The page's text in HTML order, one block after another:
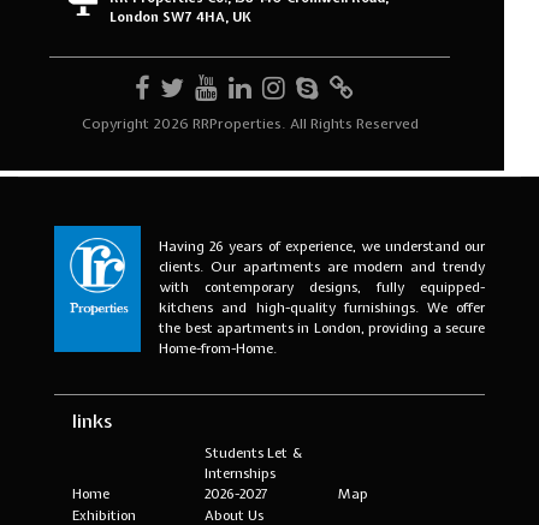
Having 26 years of experience, we understand our
clients. Our apartments are modern and trendy
with contemporary designs, fully equipped-
kitchens and high-quality furnishings. We offer
the best apartments in London, providing a secure
Home-from-Home.
links
Home
Students Let &
Internships
2026-2027
Map
Exhibition
About Us